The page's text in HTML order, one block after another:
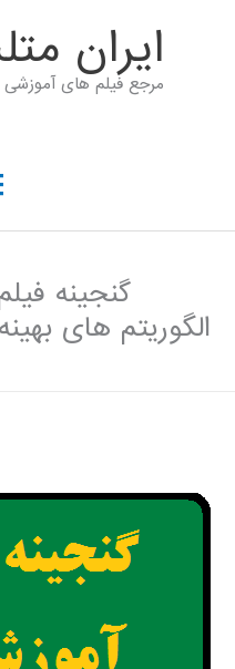
ايران
مرجع فیلم های
گنجینه
الگوریتم های